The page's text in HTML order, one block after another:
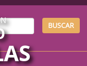
BUSCAR